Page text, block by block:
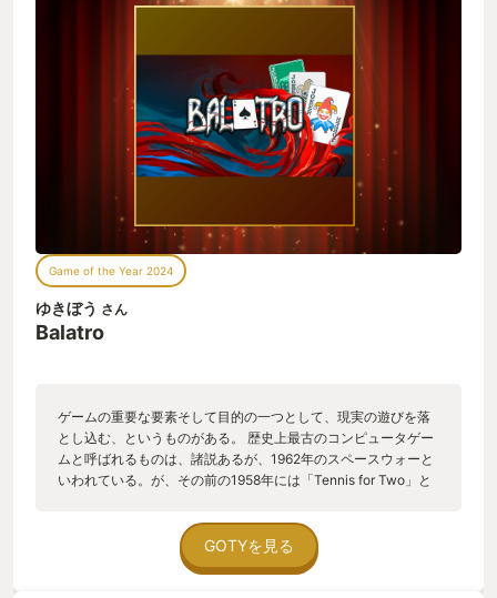
Game of the Year 2024
ゆきぼう さん
Balatro
ゲームの重要な要素そして目的の一つとして、現実の遊びを落
とし込む、というものがある。 歴史上最古のコンピュータゲー
ムと呼ばれるものは、諸説あるが、1962年のスペースウォーと
いわれている。が、その前の1958年には「Tennis for Two」と
「PONG」のようなバーでボールを跳ね返すのではなく、この
時点ですでに放物線を描いて落下するゲーム性を備えていた。
その後、コンピュータゲームはチェスやテニスの再現だけでな
GOTYを見る